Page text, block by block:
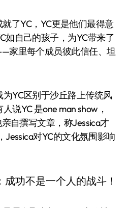
了YC，YC更是他们最得意
如自己的孩子，为YC带来了
家里每个成员彼此信任、坦
YC区别于沙丘路上传统风
说YC 是one man show，
自撰写文章，称Jessica才
Jessica对YC的文化氛围影响